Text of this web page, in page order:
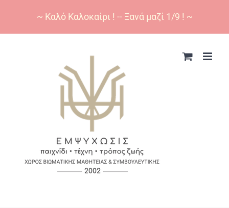
~ Καλό Καλοκαίρι ! -- Ξανά μαζί 1/9 ! ~